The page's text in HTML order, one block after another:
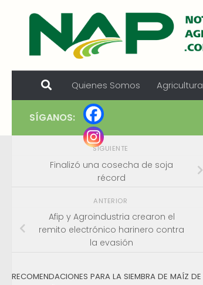
Skip to content
Quienes Somos Agricultura
SÍGANOS:
SIGUIENTE
Finalizó una cosecha de soja
récord
ANTERIOR
Afip y Agroindustria crearon el
remito electrónico harinero contra
la evasión
RECOMENDACIONES PARA LA SIEMBRA DE MAÍZ DE